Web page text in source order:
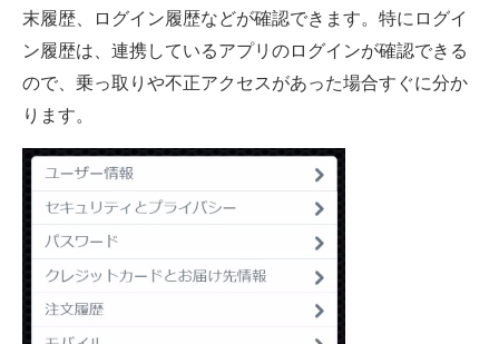
スマホと通信の最新トレンド
進化するPCとデバイスの未来
好きが集まる 比べて選べる
ビジネスと働き方のヒント
AI活用のいまが分かる
企業ITのトレンドを詳説
経営リーダーのコミュニティ
末履歴、ログイン履歴などが確認できます。特にログイ
ン履歴は、連携しているアプリのログインが確認できる
ので、乗っ取りや不正アクセスがあった場合すぐに分か
ります。